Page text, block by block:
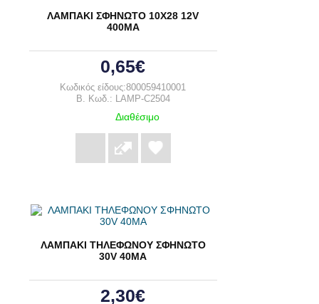
ΛΑΜΠΑΚΙ ΣΦΗΝΩΤΟ 10Χ28 12V
400ΜΑ
0,65€
Κωδικός είδους:800059410001
B. Κωδ.: LAMP-C2504
Διαθέσιμο
ΛΑΜΠΑΚΙ ΤΗΛΕΦΩΝΟΥ ΣΦΗΝΩΤΟ
30V 40MA
2,30€